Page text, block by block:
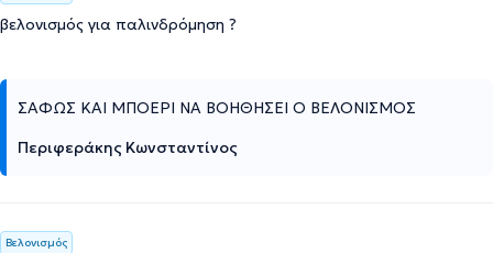
βελονισμός για παλινδρόμηση ?
ΣΑΦΩΣ ΚΑΙ ΜΠΟΕΡΙ ΝΑ ΒΟΗΘΗΣΕΙ Ο ΒΕΛΟΝΙΣΜΟΣ
Περιφεράκης Κωνσταντίνος
Βελονισμός